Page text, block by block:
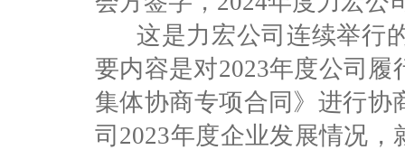
这是力宏公司连续举行的
要内容是对2023年度公司
集体协商专项合同》进行协
司2023年度企业发展情况